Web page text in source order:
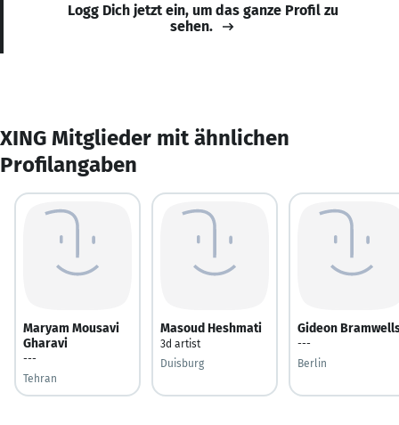
Logg Dich jetzt ein, um das ganze Profil zu
sehen.
XING Mitglieder mit ähnlichen
Profilangaben
Maryam Mousavi
Gharavi
---
Tehran
Masoud Heshmati
3d artist
Duisburg
Gideon
---
Berlin